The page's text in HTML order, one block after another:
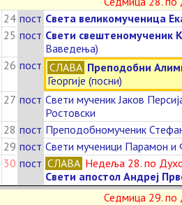
24 пост Света великомученица
25 пост Свети свештеномученик
Ваведења)
26 пост СЛАВА Преподобни
Георгије (посни)
27 пост Свети мученик Јаков
Ростовски
28 пост Преподобномученик
29 пост Свети мученици Парамон и
30 пост СЛАВА Недеља 28. по
Свети апостол Андреј
Седмица 29. по